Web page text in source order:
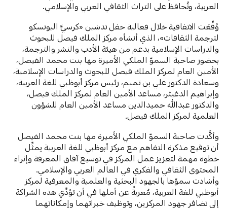
العربية، وتُحافظ على التراث الثقافي العربي والإسلامي.
وُقِّعَت الاتفاقية خلال فعالية حفل تدشين «كرسيَّ اليونسكو
لترجمة الثقافات»، الذي أنشأه مركز الملك فيصل للبحوث
والدراسات الإسلامية بدعم من هيئة الأدب والنشر والترجمة،
بحضور صاحبة السموّ الملكي الأميرة مها بنت محمد الفيصل،
الأمين العام لمركز الملك فيصل للبحوث والدراسات الإسلامية،
وسعادة الدكتور علي بن تميم، رئيس مركز أبوظبي للغة العربية،
وإبراهيم الدغيثر، مساعد الأمين العام لمركز الملك فيصل،
والدكتور عبدالله حميدالدين مساعد الأمين العام للشؤون
العلمية لمركز الملك فيصل.
وأكَّدت صاحبة السموّ الملكي الأميرة مها بنت محمد الفيصل
أن توقيع مذكرة التفاهم مع مركز أبوظبي للغة العربية يمثِّل
خطوة مهمة لتعزيز عمل المركز في توسيع آفاق المعرفة وإثراء
المحتوى الثقافي والفكري في العالم العربي والإسلامي.
وأشادت سموّها بالجهود البحثية والعلمية والمعرفية لمركز
أبوظبي للغة العربية، مُعربةً عن أملها في أن تؤدِّي هذه الشراكة
إلى تضافر جهود المركزين، وتوظيف خبراتهما وإمكاناتهما